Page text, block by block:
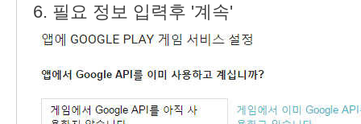
6. 필요 정보 입력후 '계속'